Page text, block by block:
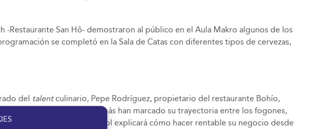
-Restaurante San Hô- demostraron al público en el Aula Makro algunos de los
se completó en la Sala de Catas con diferentes tipos de cervezas,
del talentculinario, Pepe Rodríguez, propietario del restaurante Bohío,
de los valores que más han marcado su trayectoria entre los fogones,
su parte, Vicente Mirasol explicará cómo hacer rentable su negocio desde